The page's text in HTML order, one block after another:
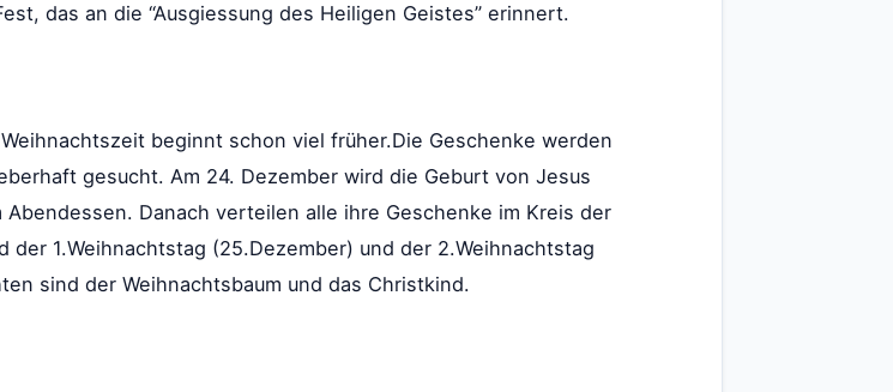
das an die “Ausgiessung des Heiligen Geistes” erinnert.
beginnt schon viel früher.Die Geschenke werden
gesucht. Am 24. Dezember wird die Geburt von Jesus
Danach verteilen alle ihre Geschenke im Kreis der
1.Weihnachtstag (25.Dezember) und der 2.Weihnachtstag
sind der Weihnachtsbaum und das Christkind.